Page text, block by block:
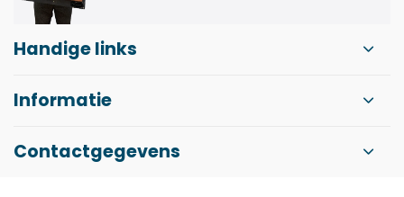
Handige links
Informatie
Contactgegevens